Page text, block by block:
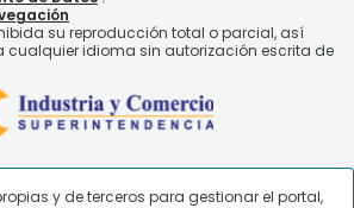
y de terceros para gestionar el portal,